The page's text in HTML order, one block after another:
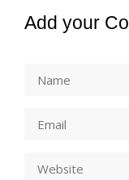
Add your